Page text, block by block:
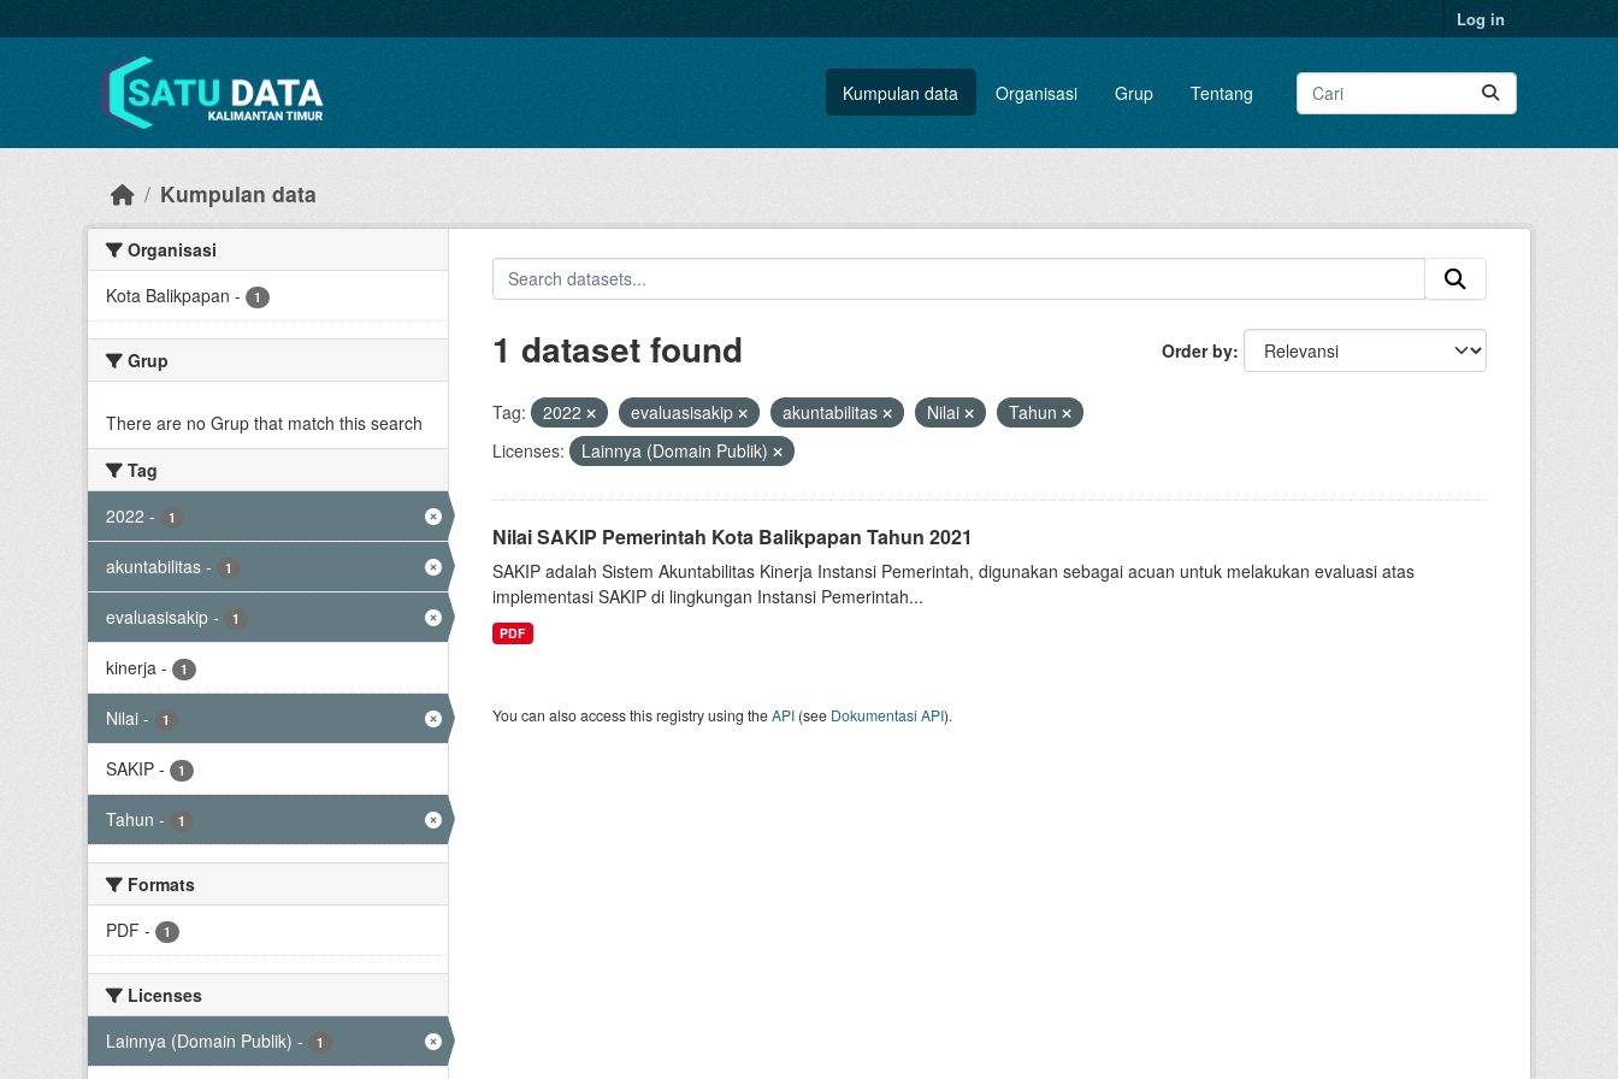
Log in
Kumpulan data Organisasi Grup Tentang
Kumpulan data
Organisasi
Kota Balikpapan - 1
Grup
There are no Grup that match this search
Tag
2022 - 1
akuntabilitas - 1
evaluasisakip - 1
kinerja - 1
Nilai - 1
SAKIP - 1
Tahun - 1
Formats
PDF - 1
Licenses
Lainnya (Domain Publik) - 1
Order by
1 dataset found
Tag: 2022 evaluasisakip akuntabilitas Nilai
Tahun
Licenses:
Lainnya (Domain Publik)
Nilai SAKIP Pemerintah Kota Balikpapan Tahun 2021
SAKIP adalah Sistem Akuntabilitas Kinerja Instansi Pemerintah, digunakan sebagai acuan untuk melakukan evaluasi atas
implementasi SAKIP di lingkungan Instansi Pemerintah...
PDF
You can also access this registry using theAPI(see Dokumentasi API).